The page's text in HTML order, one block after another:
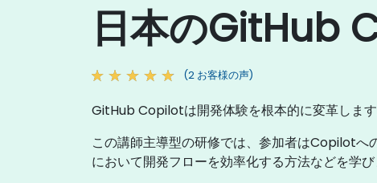
日本のGitHub
(2 お客様の声)
GitHub Copilotは開発体験を根本的に変革しま
この講師主導型の研修では、参加者はCopilotへ
において開発フローを効率化する方法などを学び